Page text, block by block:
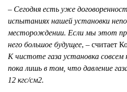
– Сегодня есть уже
испытаниях нашей установки
месторождении. Если мы этот
него большое будущее, – считает
К чистоте газа установка
пока лишь в том, что давление
12 кгс/см2.